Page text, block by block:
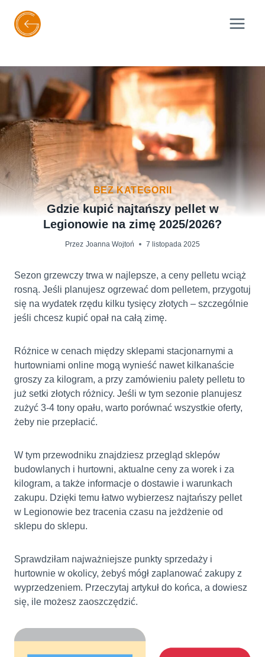
treści
BEZ KATEGORII
Gdzie kupić najtańszy pellet w
Legionowie na zimę 2025/2026?
Przez Joanna Wojtoń 7 listopada 2025
Sezon grzewczy trwa w najlepsze, a ceny pelletu wciąż
rosną. Jeśli planujesz ogrzewać dom pelletem, przygotuj
się na wydatek rzędu kilku tysięcy złotych – szczególnie
jeśli chcesz kupić opał na całą zimę.
Różnice w cenach między sklepami stacjonarnymi a
hurtowniami online mogą wynieść nawet kilkanaście
groszy za kilogram, a przy zamówieniu palety pelletu to
już setki złotych różnicy. Jeśli w tym sezonie planujesz
zużyć 3-4 tony opału, warto porównać wszystkie oferty,
żeby nie przepłacić.
W tym przewodniku znajdziesz przegląd sklepów
budowlanych i hurtowni, aktualne ceny za worek i za
kilogram, a także informacje o dostawie i warunkach
zakupu. Dzięki temu łatwo wybierzesz najtańszy pellet
w Legionowie bez tracenia czasu na jeżdżenie od
sklepu do sklepu.
Sprawdziłam najważniejsze punkty sprzedaży i
hurtownie w okolicy, żebyś mógł zaplanować zakupy z
wyprzedzeniem. Przeczytaj artykuł do końca, a dowiesz
się, ile możesz zaoszczędzić.